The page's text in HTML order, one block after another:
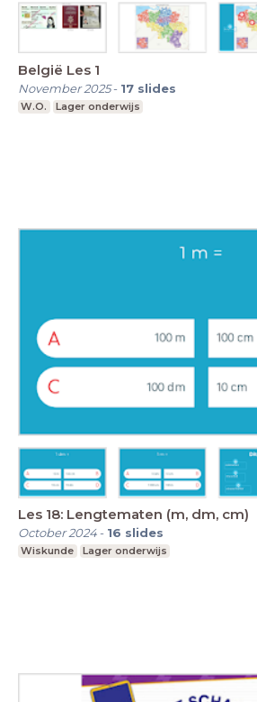
België Les 1
November 2025- 17 slides
W.O. Lager onderwijs
Les 18: Lengtematen (m, dm, cm)
October 2024- 16 slides
Wiskunde Lager onderwijs